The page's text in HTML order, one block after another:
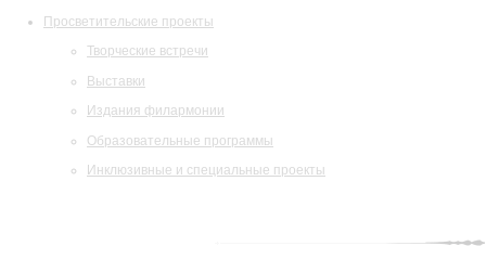
Просветительские проекты
Творческие встречи
Выставки
Издания филармонии
Образовательные программы
Инклюзивные и специальные проекты